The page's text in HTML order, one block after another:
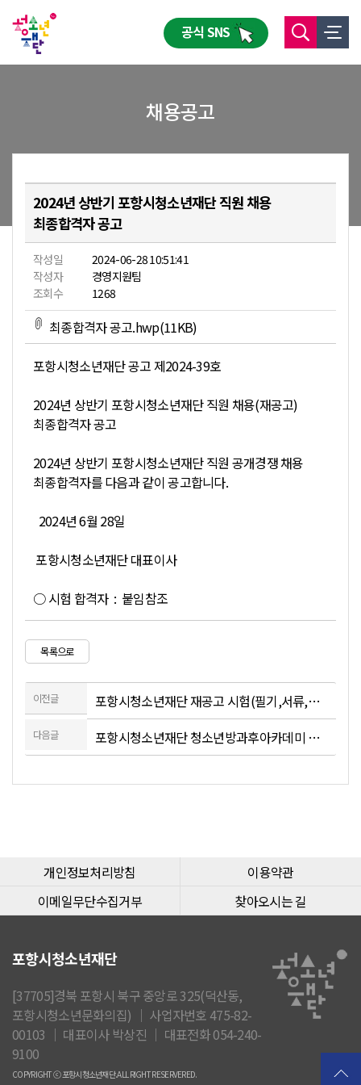
공식 SNS
채용공고
2024년 상반기 포항시청소년재단 직원 채용
최종합격자 공고
작성일
2024-06-28 10:51:41
작성자
경영지원팀
조회수
1268
최종합격자 공고.hwp(11KB)
포항시청소년재단 공고 제2024-39호
2024년 상반기 포항시청소년재단 직원 채용(재공고)
최종합격자 공고
2024년 상반기 포항시청소년재단 직원 공개경쟁 채용
최종합격자를 다음과 같이 공고합니다.
2024년 6월 28일
포항시청소년재단 대표이사
○ 시험 합격자 : 붙임참조
목록으로
이전글 포항시청소년재단 재공고 시험(필기,서류,면접)합격자 안내 공고
다음글 포항시청소년재단 청소년방과후아카데미 공무직근로자 채용 공고
개인정보처리방침
이용약관
이메일무단수집거부
찾아오시는 길
포항시청소년재단
[37705]경북 포항시 북구 중앙로 325(덕산동,
포항시청소년문화의집) │ 사업자번호 475-82-
00103 │ 대표이사 박상진 │ 대표전화 054-240-
9100
COPYRIGHT ⓒ 포항시청소년재단.ALL RIGHT RESERVERED.